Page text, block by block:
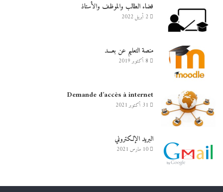
فضاء الطالب والموظف والأستاذ
2 أبريل 2022
منصة التعليم عن بعـــد
8 أكتوبر 2019
Demande d’accès à internet
31 أكتوبر 2021
البريد الإلكتروني
10 مارس 2021